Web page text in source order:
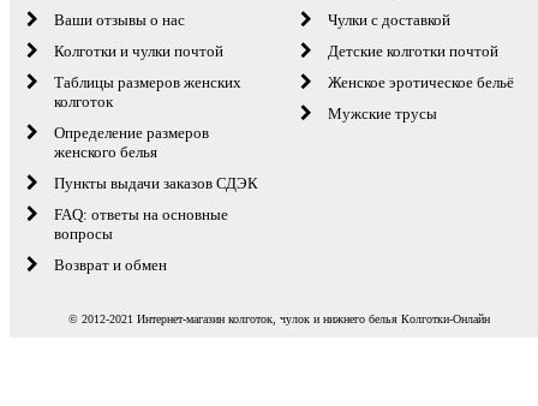
Ваши отзывы о нас
Колготки и чулки почтой
Таблицы размеров женских
колготок
Определение размеров
женского белья
Пункты выдачи заказов СДЭК
FAQ: ответы на основные
вопросы
Возврат и обмен
Чулки с доставкой
Детские колготки почтой
Женское эротическое бельё
Мужские трусы
© 2012-2021 Интернет-магазин колготок, чулок и нижнего белья Колготки-Онлайн